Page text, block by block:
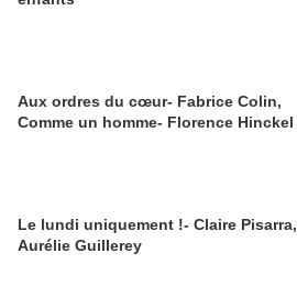
Aux ordres du cœur- Fabrice Colin,
Comme un homme- Florence Hinckel
Le lundi uniquement !- Claire Pisarra,
Aurélie Guillerey